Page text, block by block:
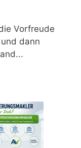
Vorfreude
dann